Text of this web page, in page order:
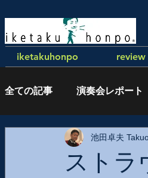
iketakuhonpo review
全ての記事 演奏会レポート
執筆記事
ストラ
池田卓夫